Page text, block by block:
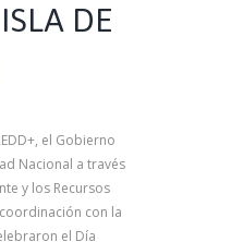
DE
el Gobierno
Nacional a través
y los Recursos
con la
el Día